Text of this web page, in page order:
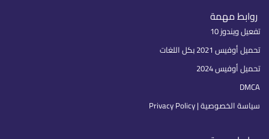
روابط مهمة
تفعيل ويندوز 10
تحميل أوفيس 2021 بكل اللغات
تحميل أوفيس 2024
DMCA
سياسة الخصوصية | Privacy Policy